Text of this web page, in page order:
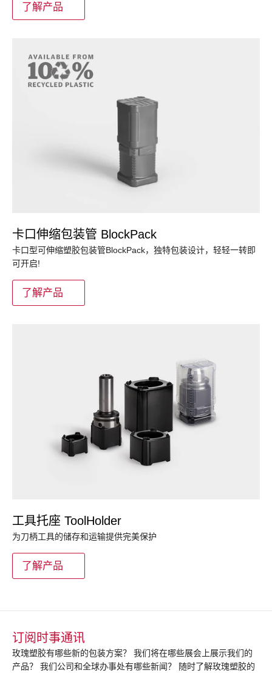
了解产品
卡口伸缩包装管 BlockPack
卡口型可伸缩塑胶包装管BlockPack，独特包装设计，轻轻一转即
可开启!
了解产品
工具托座 ToolHolder
为刀柄工具的储存和运输提供完美保护
了解产品
订阅时事通讯
玫瑰塑胶有哪些新的包装方案？ 我们将在哪些展会上展示我们的
产品？ 我们公司和全球办事处有哪些新闻？ 随时了解玫瑰塑胶的